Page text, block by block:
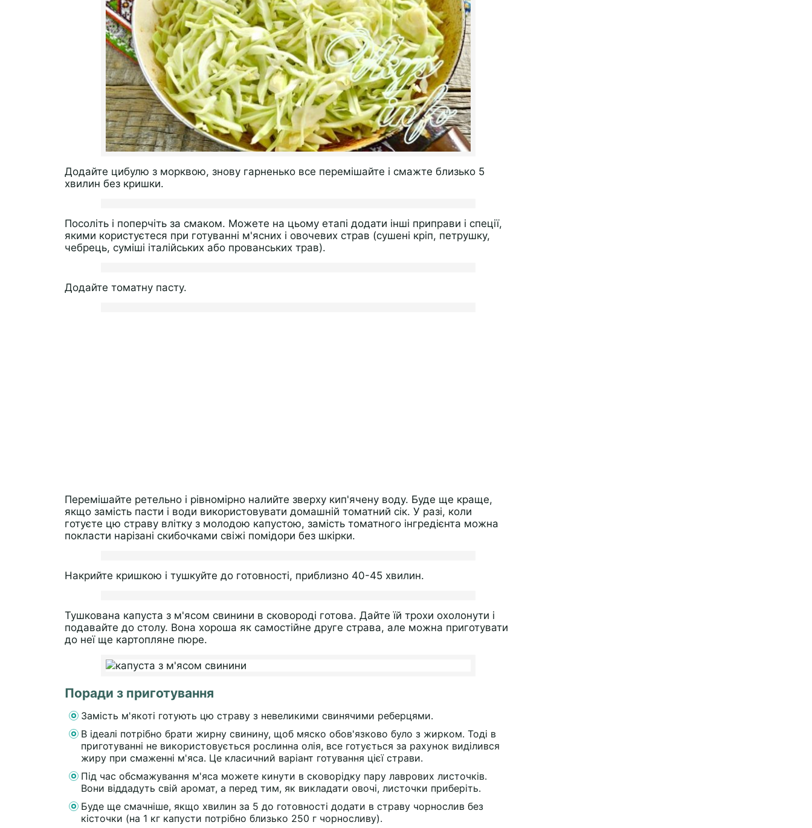
Додайте цибулю з морквою, знову гарненько все перемішайте і смажте близько 5
хвилин без кришки.
Посоліть і поперчіть за смаком. Можете на цьому етапі додати інші приправи і спеції,
якими користуєтеся при готуванні м'ясних і овочевих страв (сушені кріп, петрушку,
чебрець, суміші італійських або прованських трав).
Додайте томатну пасту.
Перемішайте ретельно і рівномірно налийте зверху кип'ячену воду. Буде ще краще,
якщо замість пасти і води використовувати домашній томатний сік. У разі, коли
готуєте цю страву влітку з молодою капустою, замість томатного інгредієнта можна
покласти нарізані скибочками свіжі помідори без шкірки.
Накрийте кришкою і тушкуйте до готовності, приблизно 40-45 хвилин.
Тушкована капуста з м'ясом свинини в сковороді готова. Дайте їй трохи охолонути і
подавайте до столу. Вона хороша як самостійне друге страва, але можна приготувати
до неї ще картопляне пюре.
Поради з приготування
Замість м'якоті готують цю страву з невеликими свинячими реберцями.
В ідеалі потрібно брати жирну свинину, щоб мяско обов'язково було з жирком. Тоді в
приготуванні не використовується рослинна олія, все готується за рахунок виділився
жиру при смаженні м'яса. Це класичний варіант готування цієї страви.
Під час обсмажування м'яса можете кинути в сковорідку пару лаврових листочків.
Вони віддадуть свій аромат, а перед тим, як викладати овочі, листочки приберіть.
Буде ще смачніше, якщо хвилин за 5 до готовності додати в страву чорнослив без
кісточки (на 1 кг капусти потрібно близько 250 г чорносливу).